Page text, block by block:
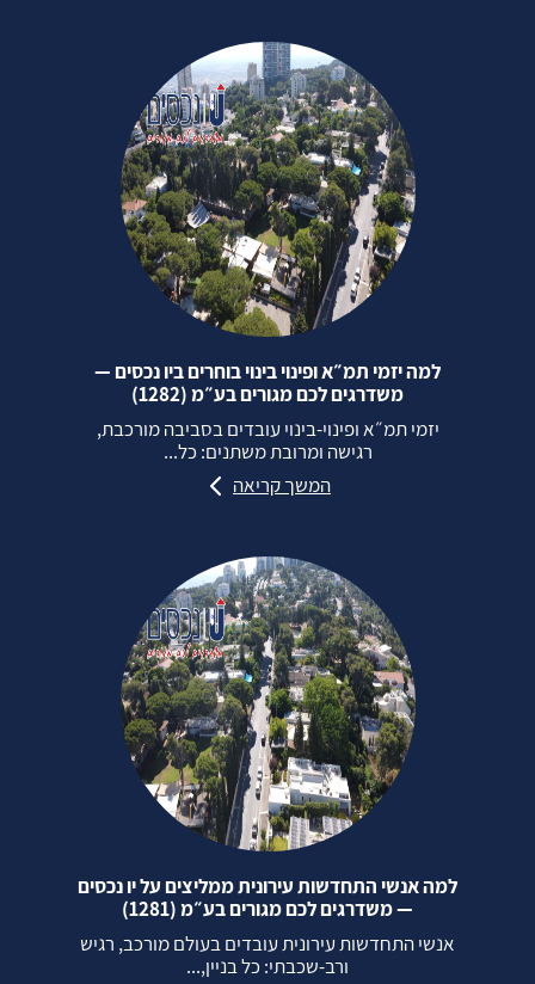
למה יזמי תמ״א ופינוי בינוי בוחרים ביו נכסים —
משדרגים לכם מגורים בע״מ (1282)
יזמי תמ״א ופינוי‑בינוי עובדים בסביבה מורכבת,
רגישה ומרובת משתנים: כל...
המשך קריאה
למה אנשי התחדשות עירונית ממליצים על יו נכסים
— משדרגים לכם מגורים בע״מ (1281)
אנשי התחדשות עירונית עובדים בעולם מורכב, רגיש
ורב‑שכבתי: כל בניין,...